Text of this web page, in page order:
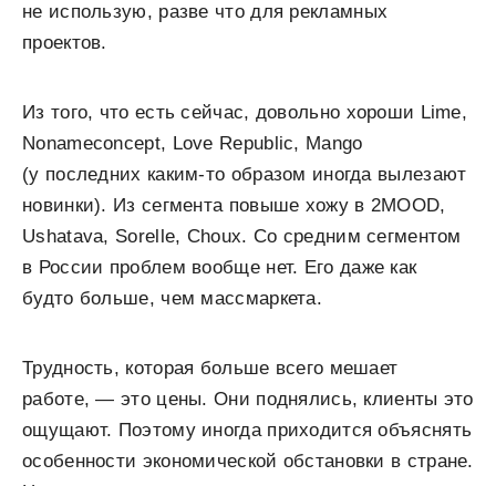
не использую, разве что для рекламных
проектов.
Из того, что есть сейчас, довольно хороши Lime,
Nonameconcept, Love Republic, Mango
(у последних каким-то образом иногда вылезают
новинки). Из сегмента повыше хожу в 2MOOD,
Ushatava, Sorelle, Choux. Со средним сегментом
в России проблем вообще нет. Его даже как
будто больше, чем массмаркета.
Трудность, которая больше всего мешает
работе, — это цены. Они поднялись, клиенты это
ощущают. Поэтому иногда приходится объяснять
особенности экономической обстановки в стране.